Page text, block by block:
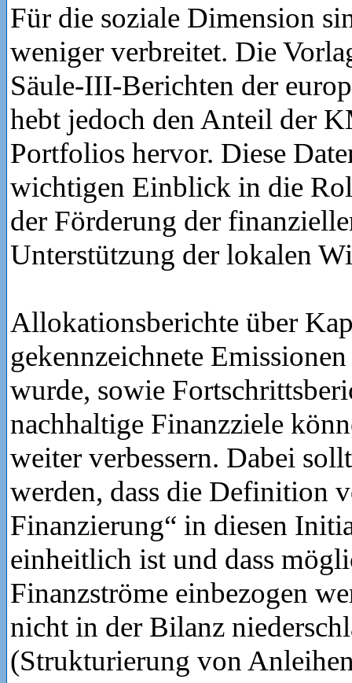
Für die soziale Dimension
weniger verbreitet. Die
Säule-III-Berichten der
hebt jedoch den Anteil der
Portfolios hervor. Diese
wichtigen Einblick in die
der Förderung der
Unterstützung der lokalen
Allokationsberichte über
gekennzeichnete
wurde, sowie
nachhaltige Finanzziele
weiter verbessern. Dabei
werden, dass die Definition
Finanzierung“ in diesen
einheitlich ist und dass
Finanzströme einbezogen
nicht in der Bilanz
(Strukturierung von